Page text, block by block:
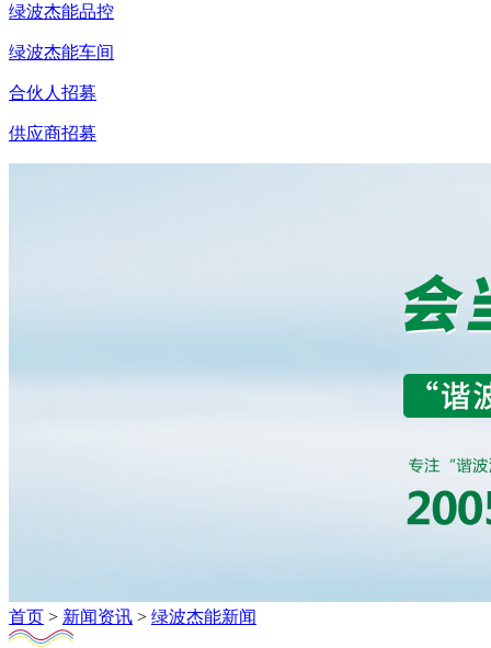
绿波杰能品控
绿波杰能车间
合伙人招募
供应商招募
首页 > 新闻资讯 > 绿波杰能新闻